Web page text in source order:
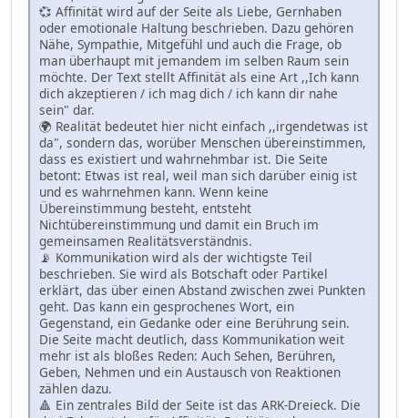
💞 Affinität wird auf der Seite als Liebe, Gernhaben
oder emotionale Haltung beschrieben. Dazu gehören
Nähe, Sympathie, Mitgefühl und auch die Frage, ob
man überhaupt mit jemandem im selben Raum sein
möchte. Der Text stellt Affinität als eine Art ,,Ich kann
dich akzeptieren / ich mag dich / ich kann dir nahe
sein" dar.
🌍 Realität bedeutet hier nicht einfach ,,irgendetwas ist
da", sondern das, worüber Menschen übereinstimmen,
dass es existiert und wahrnehmbar ist. Die Seite
betont: Etwas ist real, weil man sich darüber einig ist
und es wahrnehmen kann. Wenn keine
Übereinstimmung besteht, entsteht
Nichtübereinstimmung und damit ein Bruch im
gemeinsamen Realitätsverständnis.
📡 Kommunikation wird als der wichtigste Teil
beschrieben. Sie wird als Botschaft oder Partikel
erklärt, das über einen Abstand zwischen zwei Punkten
geht. Das kann ein gesprochenes Wort, ein
Gegenstand, ein Gedanke oder eine Berührung sein.
Die Seite macht deutlich, dass Kommunikation weit
mehr ist als bloßes Reden: Auch Sehen, Berühren,
Geben, Nehmen und ein Austausch von Reaktionen
zählen dazu.
🔺 Ein zentrales Bild der Seite ist das ARK-Dreieck. Die